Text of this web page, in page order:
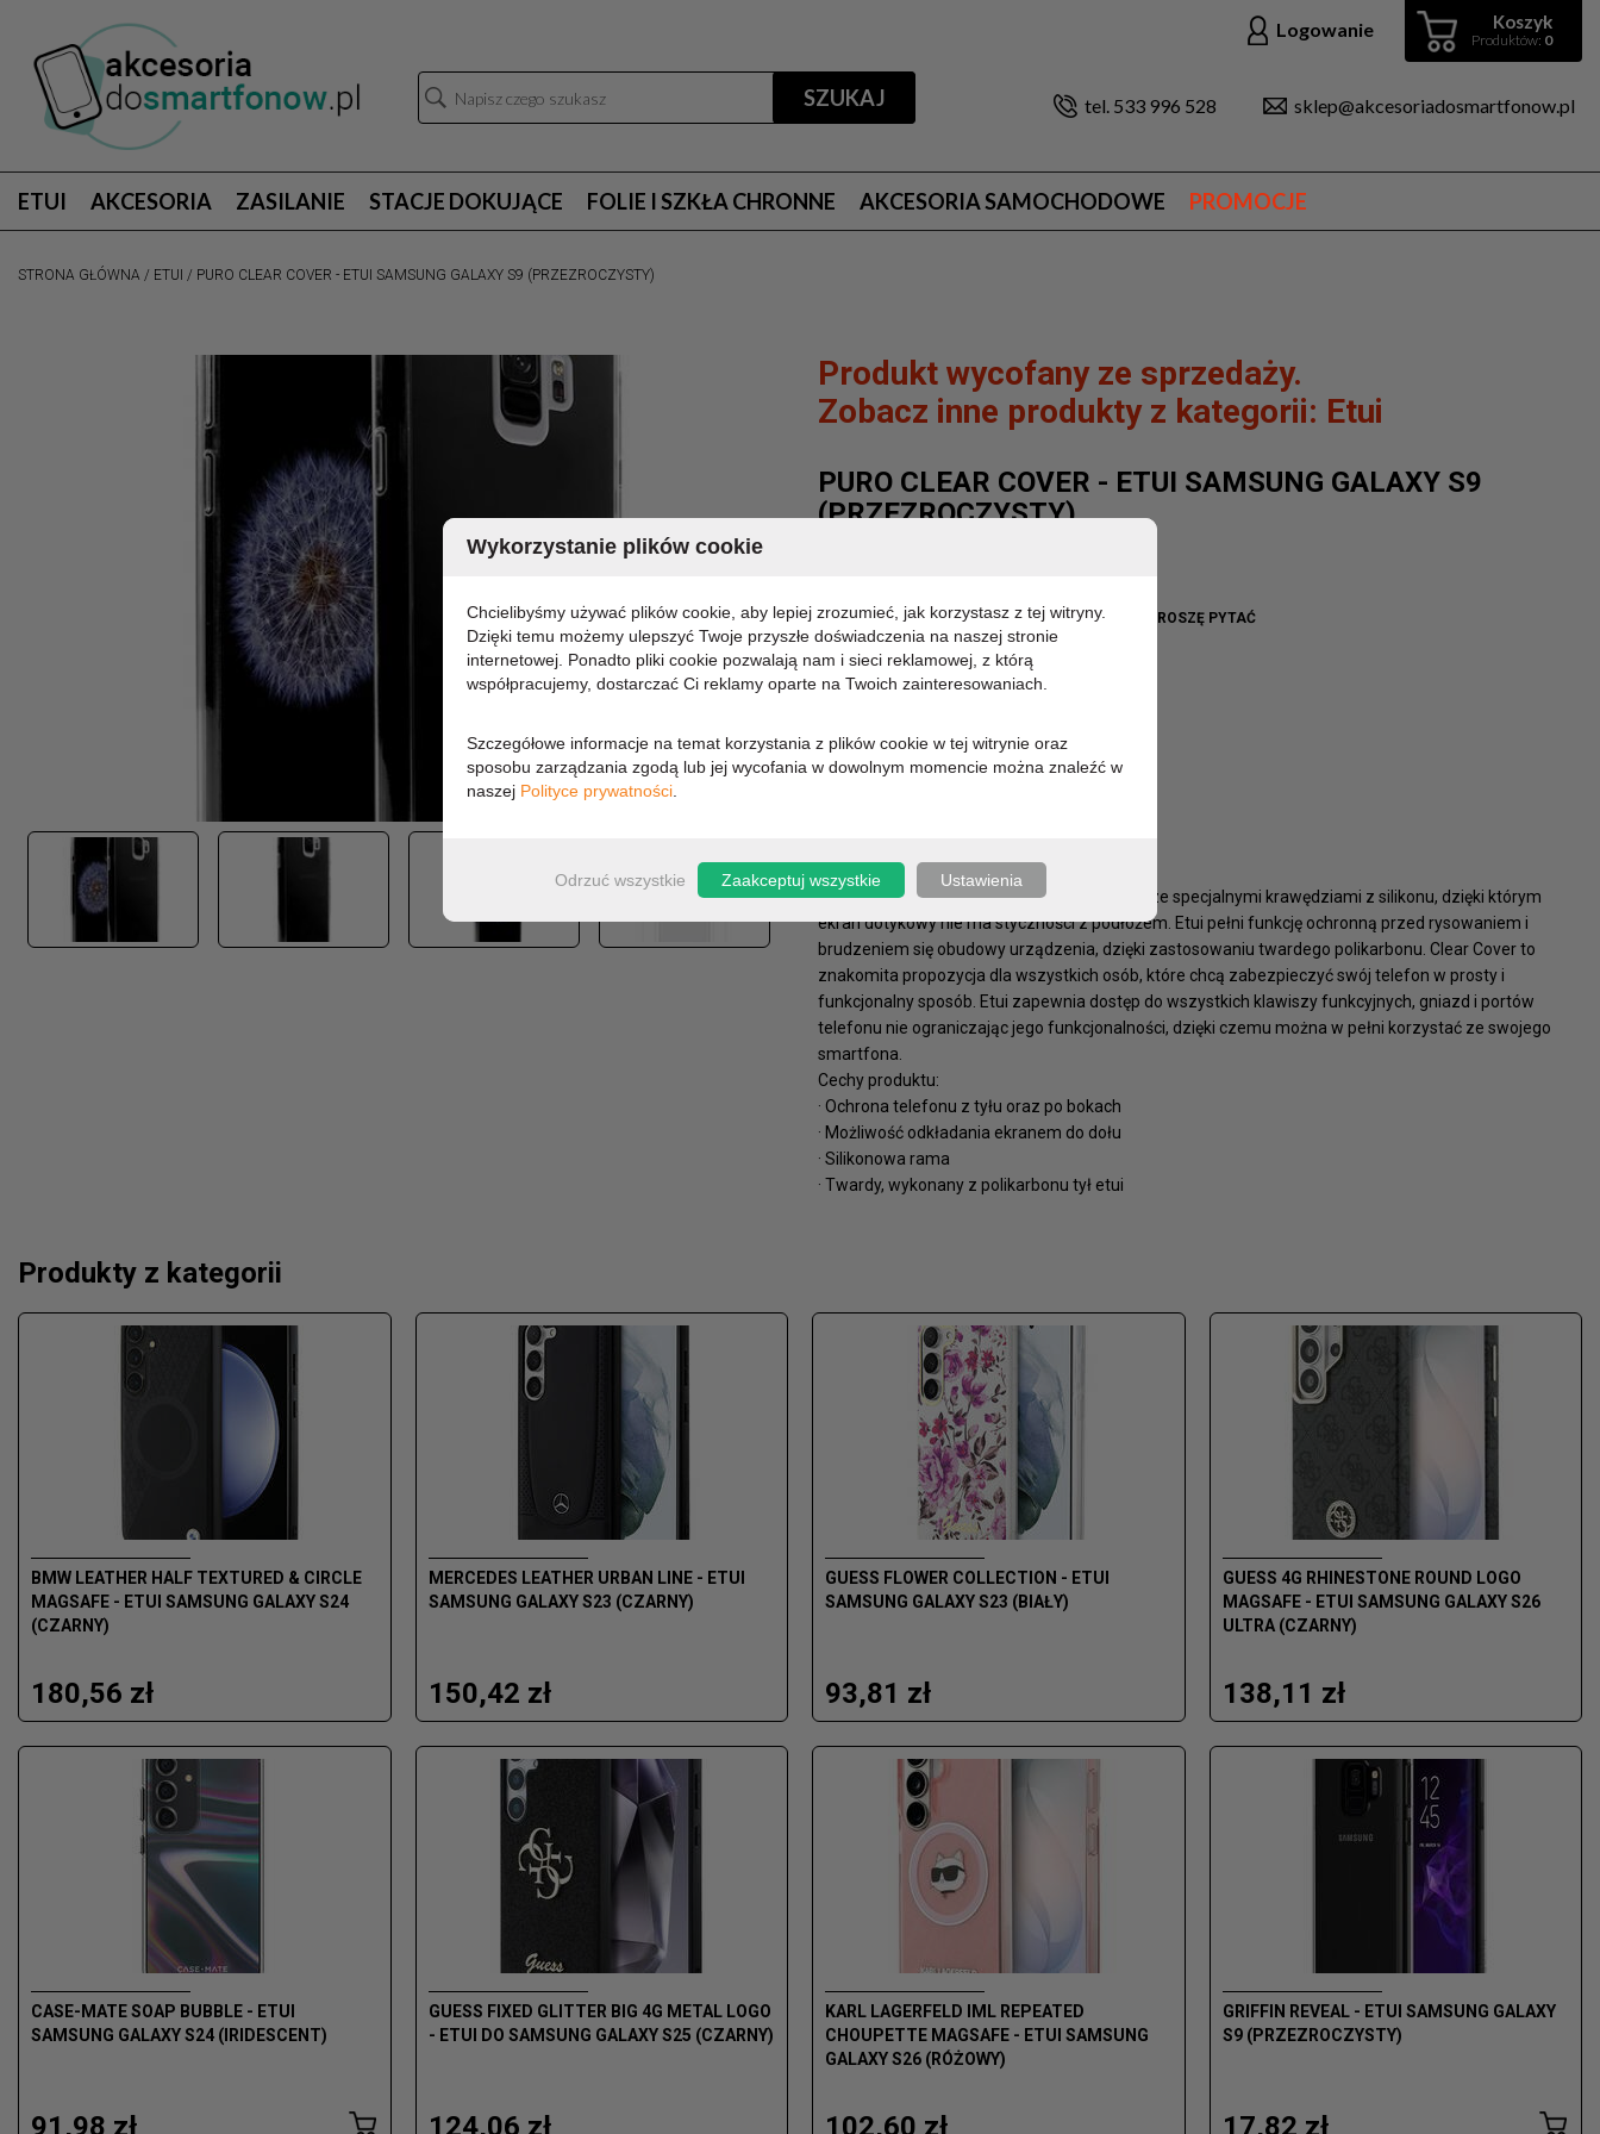
SZUKAJ
Koszyk
Produktów: 0
Logowanie
tel. 533 996 528 sklep@akcesoriadosmartfonow.pl
ETUI AKCESORIA ZASILANIE STACJE DOKUJĄCE FOLIE I SZKŁA CHRONNE AKCESORIA SAMOCHODOWE PROMOCJE
STRONA GŁÓWNA / ETUI / PURO CLEAR COVER - ETUI SAMSUNG GALAXY S9 (PRZEZROCZYSTY)
Produkt wycofany ze sprzedaży.
Zobacz inne produkty z kategorii: Etui
PURO CLEAR COVER - ETUI SAMSUNG GALAXY S9
(PRZEZROCZYSTY)
DOSTĘPNOŚĆ:
CHWILOWO BRAK - PROSZĘ PYTAĆ
38,88 zł
31,61 zł (cena netto)
Przezroczyste etui na tył obudowy telefonu ze specjalnymi krawędziami z silikonu, dzięki którym
ekran dotykowy nie ma styczności z podłożem. Etui pełni funkcję ochronną przed rysowaniem i
brudzeniem się obudowy urządzenia, dzięki zastosowaniu twardego polikarbonu. Clear Cover to
znakomita propozycja dla wszystkich osób, które chcą zabezpieczyć swój telefon w prosty i
funkcjonalny sposób. Etui zapewnia dostęp do wszystkich klawiszy funkcyjnych, gniazd i portów
telefonu nie ograniczając jego funkcjonalności, dzięki czemu można w pełni korzystać ze swojego
smartfona.
Cechy produktu:
· Ochrona telefonu z tyłu oraz po bokach
· Możliwość odkładania ekranem do dołu
· Silikonowa rama
· Twardy, wykonany z polikarbonu tył etui
Produkty z kategorii
BMW LEATHER HALF TEXTURED & CIRCLE
MAGSAFE - ETUI SAMSUNG GALAXY S24
(CZARNY)
180,56 zł
MERCEDES LEATHER URBAN LINE - ETUI
SAMSUNG GALAXY S23 (CZARNY)
150,42 zł
GUESS FLOWER COLLECTION - ETUI
SAMSUNG GALAXY S23 (BIAŁY)
93,81 zł
GUESS 4G RHINESTONE ROUND LOGO
MAGSAFE - ETUI SAMSUNG GALAXY S26
ULTRA (CZARNY)
138,11 zł
CASE-MATE SOAP BUBBLE - ETUI
SAMSUNG GALAXY S24 (IRIDESCENT)
91,98 zł
GUESS FIXED GLITTER BIG 4G METAL LOGO
- ETUI DO SAMSUNG GALAXY S25 (CZARNY)
124,06 zł
KARL LAGERFELD IML REPEATED
CHOUPETTE MAGSAFE - ETUI SAMSUNG
GALAXY S26 (RÓŻOWY)
102,60 zł
GRIFFIN REVEAL - ETUI SAMSUNG GALAXY
S9 (PRZEZROCZYSTY)
17,82 zł
Wykorzystanie plików cookie
Chcielibyśmy używać plików cookie, aby lepiej zrozumieć, jak korzystasz z tej witryny.
Dzięki temu możemy ulepszyć Twoje przyszłe doświadczenia na naszej stronie
internetowej. Ponadto pliki cookie pozwalają nam i sieci reklamowej, z którą
współpracujemy, dostarczać Ci reklamy oparte na Twoich zainteresowaniach.
Szczegółowe informacje na temat korzystania z plików cookie w tej witrynie oraz
sposobu zarządzania zgodą lub jej wycofania w dowolnym momencie można znaleźć w
naszej Polityce prywatności
Odrzuć wszystkie Zaakceptuj wszystkie Ustawienia